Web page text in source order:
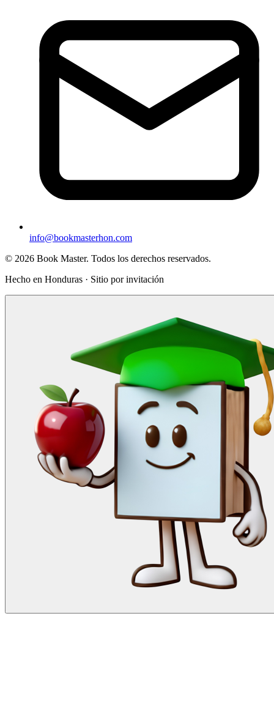
info@bookmasterhon.com
© 2026 Book Master. Todos los derechos reservados.
Hecho en Honduras · Sitio por invitación